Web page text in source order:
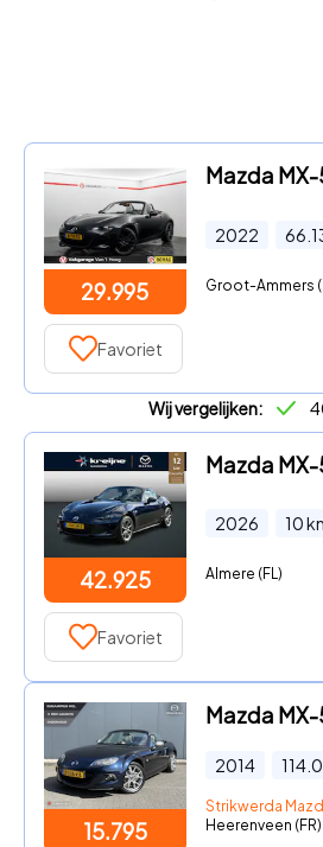
29.995
2022
Groot-Ammers
Favoriet
Wij vergelijken:
42.925
2026 10
Almere (FL)
Favoriet
15.795
2014
Strikwerda
Heerenveen (FR)